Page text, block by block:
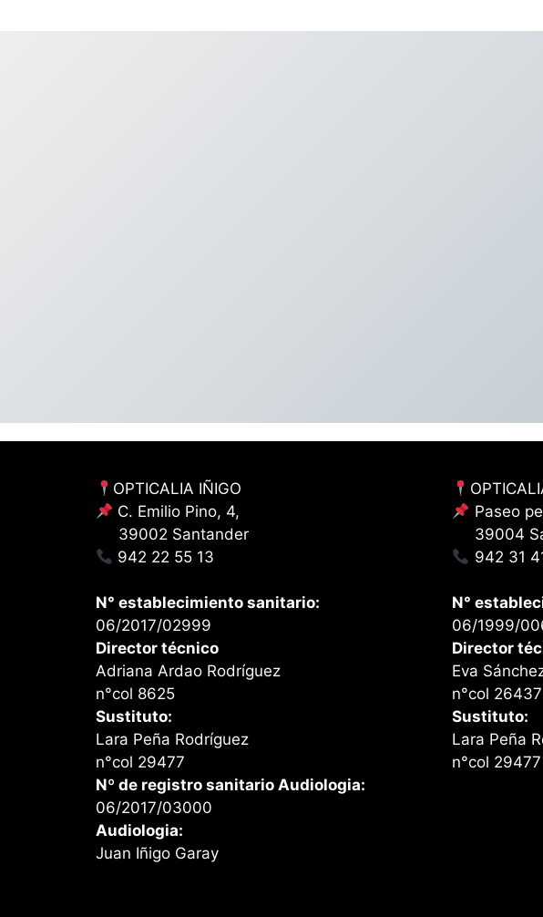
OPTICALIA IÑIGO
C. Emilio Pino, 4,
39002 Santander
942 22 55 13
N° establecimiento sanitario:
06/2017/02999
Director técnico
Adriana Ardao Rodríguez
n°col 8625
Sustituto:
Lara Peña Rodríguez
n°col 29477
Nº de registro sanitario Audiologia:
06/2017/03000
Audiologia:
Juan Iñigo Garay
Paseo
39004
942 31
N°
06/1999/
Director
Eva
n°col 26437
Sustituto:
Lara Peña
n°col 29477